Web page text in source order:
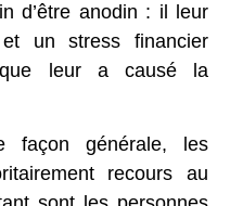
d’être anodin : il leur
un stress financier
que leur a causé la
façon générale, les
recours au